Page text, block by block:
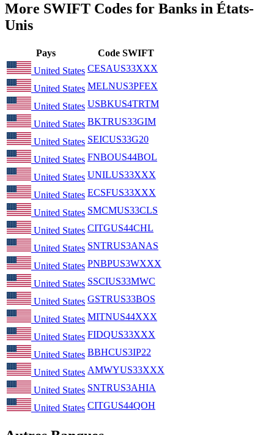
More SWIFT Codes for Banks in États-
Unis
Pays
Code SWIFT
United States CESAUS33XXX
United States MELNUS3PFEX
United States USBKUS4TRTM
United States BKTRUS33GIM
United States SEICUS33G20
United States FNBOUS44BOL
United States UNILUS33XXX
United States ECSFUS33XXX
United States SMCMUS33CLS
United States CITGUS44CHL
United States SNTRUS3ANAS
United States PNBPUS3WXXX
United States SSCIUS33MWC
United States GSTRUS33BOS
United States MITNUS44XXX
United States FIDQUS33XXX
United States BBHCUS3IP22
United States AMWYUS33XXX
United States SNTRUS3AHIA
United States CITGUS44QOH